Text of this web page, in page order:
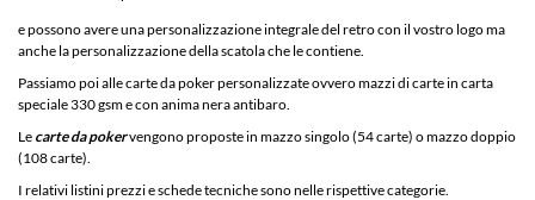
e possono avere una personalizzazione integrale del retro con il vostro logo ma
anche la personalizzazione della scatola che le contiene.
Passiamo poi allecarte da poker personalizzateovvero mazzi di carte in carta
speciale 330 gsm e con anima nera antibaro.
Le carte da pokervengono proposte in mazzo singolo (54 carte) o mazzo doppio
(108 carte).
I relativi listini prezzi e schede tecniche sono nelle rispettive categorie.